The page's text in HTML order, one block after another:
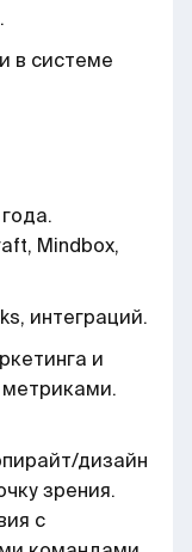
в системе
Mindbox,
интеграций.
и
дизайн
зрения.
с